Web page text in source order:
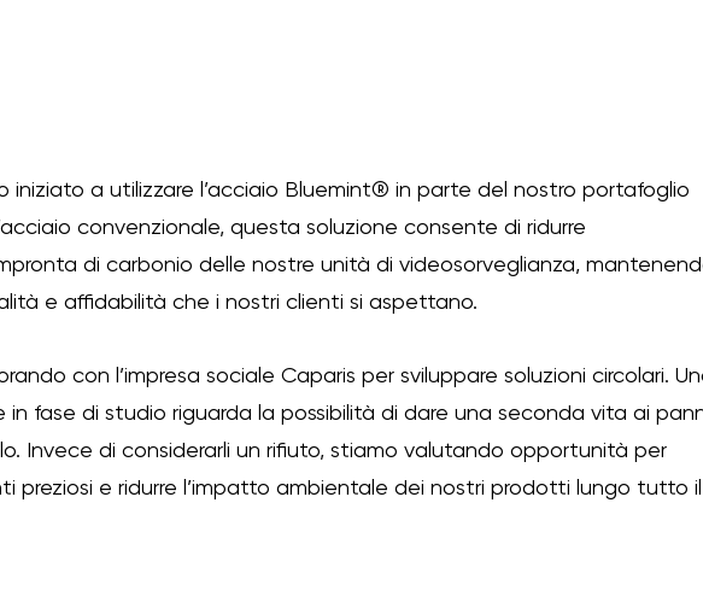
iniziato a utilizzare l’acciaio Bluemint® in parte del nostro portafoglio
convenzionale, questa soluzione consente di ridurre
di carbonio delle nostre unità di videosorveglianza,
e affidabilità che i nostri clienti si aspettano.
con l’impresa sociale Caparis per sviluppare soluzioni circolari.
fase di studio riguarda la possibilità di dare una seconda vita ai
Invece di considerarli un rifiuto, stiamo valutando opportunità per
preziosi e ridurre l’impatto ambientale dei nostri prodotti lungo tutto il